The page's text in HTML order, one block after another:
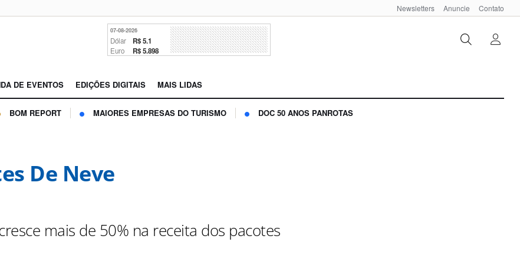
Newsletters Anuncie Contato
07-08-2026
Dólar R$ 5.1
Euro R$ 5.898
DE EVENTOS EDIÇÕES DIGITAIS MAIS LIDAS
BOM REPORT MAIORES EMPRESAS DO TURISMO DOC 50 ANOS PANROTAS
De Neve
mais de 50% na receita dos pacotes